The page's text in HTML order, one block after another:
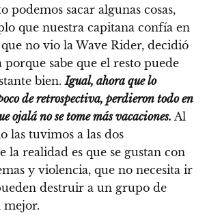
podemos sacar algunas cosas,
que nuestra capitana confía en
no vio la Wave Rider, decidió
porque sabe que el resto puede
bien.Igual, ahora que lo
de retrospectiva, perdieron todo en
ojalá no se tome más vacaciones. Al
las tuvimos a las dos
la realidad es que se gustan con
y violencia, que no necesita ir
destruir a un grupo de
mejor.